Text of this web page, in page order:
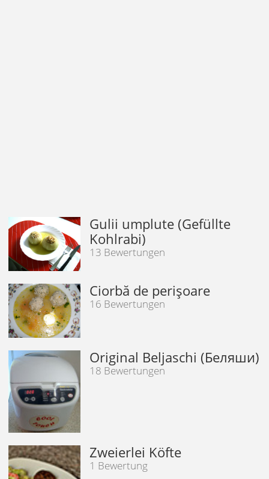
Gulii umplute (Gefüllte
Kohlrabi)
13 Bewertungen
Ciorbă de perişoare
16 Bewertungen
Original Beljaschi (Беляши)
18 Bewertungen
Zweierlei Köfte
1 Bewertung